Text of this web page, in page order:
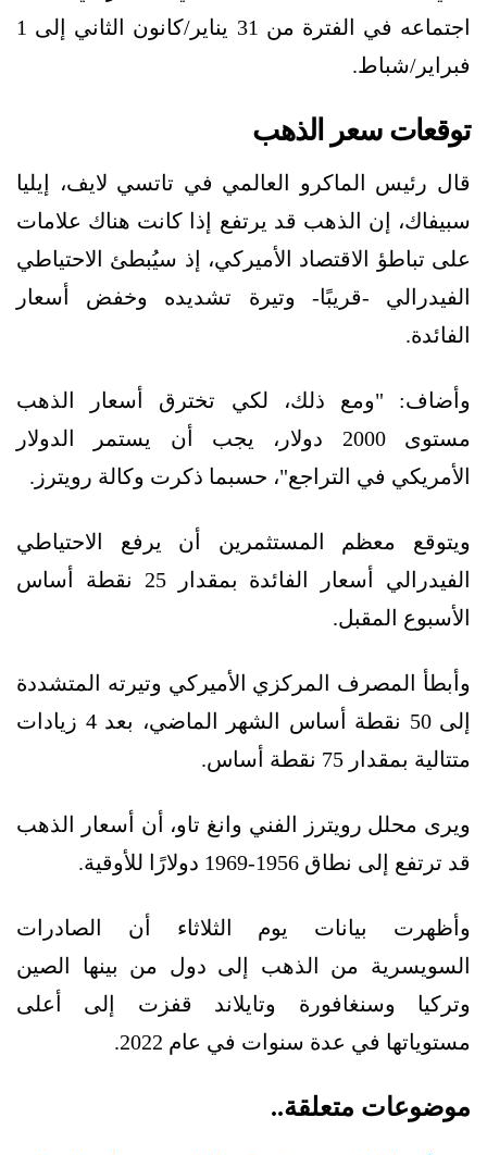
اجتماعه في الفترة من 31 يناير/كانون الثاني إلى 1
فبراير/شباط.
توقعات سعر الذهب
قال رئيس الماكرو العالمي في تاتسي لايف، إيليا
سبيفاك، إن الذهب قد يرتفع إذا كانت هناك علامات
على تباطؤ الاقتصاد الأميركي، إذ سيُبطئ الاحتياطي
الفيدرالي -قريبًا- وتيرة تشديده وخفض أسعار
الفائدة.
وأضاف: "ومع ذلك، لكي تخترق أسعار الذهب
مستوى 2000 دولار، يجب أن يستمر الدولار
الأمريكي في التراجع"، حسبما ذكرت وكالة رويترز.
ويتوقع معظم المستثمرين أن يرفع الاحتياطي
الفيدرالي أسعار الفائدة بمقدار 25 نقطة أساس
الأسبوع المقبل.
وأبطأ المصرف المركزي الأميركي وتيرته المتشددة
إلى 50 نقطة أساس الشهر الماضي، بعد 4 زيادات
متتالية بمقدار 75 نقطة أساس.
ويرى محلل رويترز الفني وانغ تاو، أن أسعار الذهب
قد ترتفع إلى نطاق 1956-1969 دولارًا للأوقية.
وأظهرت بيانات يوم الثلاثاء أن الصادرات
السويسرية من الذهب إلى دول من بينها الصين
وتركيا وسنغافورة وتايلاند قفزت إلى أعلى
مستوياتها في عدة سنوات في عام 2022.
موضوعات متعلقة..